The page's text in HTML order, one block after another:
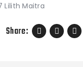
Lilith Maitra
Share: